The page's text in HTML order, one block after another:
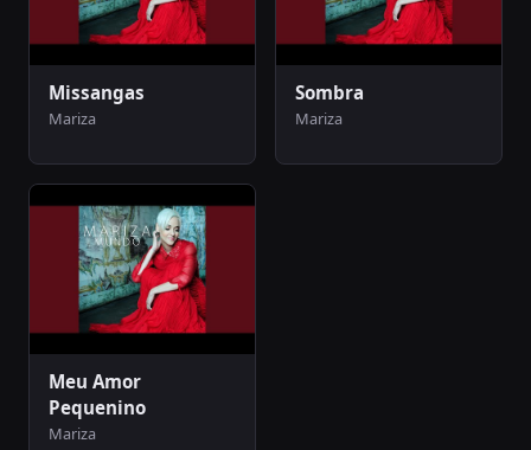
Missangas
Mariza
Sombra
Mariza
Meu Amor
Pequenino
Mariza